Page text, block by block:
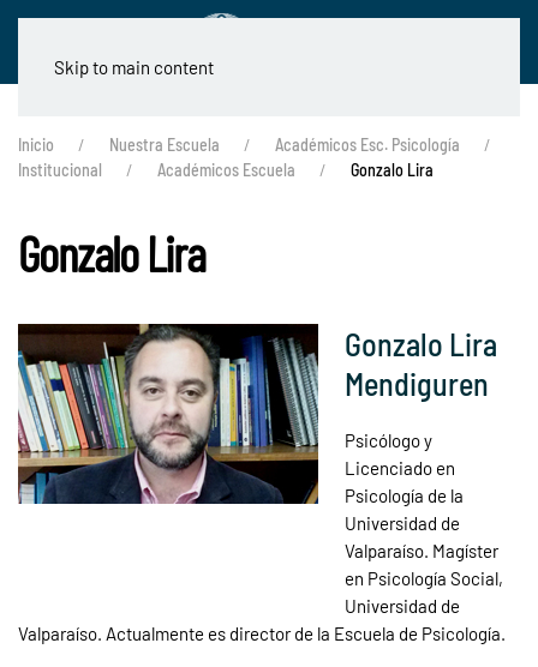
Skip to main content
Inicio Nuestra Escuela
Académicos Esc. Psicología
Institucional
Académicos Escuela Gonzalo Lira
Gonzalo Lira
Gonzalo Lira
Mendiguren
Psicólogo y
Licenciado en
Psicología de la
Universidad de
Valparaíso. Magíster
en Psicología Social,
Universidad de
Valparaíso. Actualmente es director de la Escuela de Psicología.